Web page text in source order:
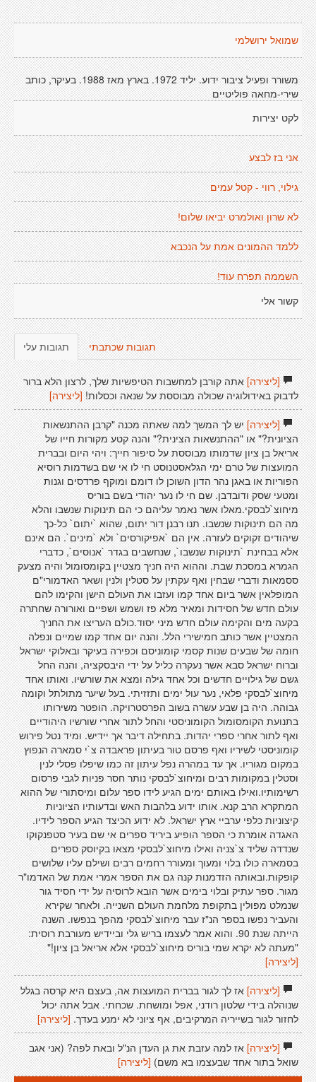
שמואל ירושלמי
משורר ופעיל ציבור ידוע. יליד 1972. בארץ מאז 1988. בעיקר, כותב
שירי-מחאה פוליטיים
לקט יצירות
אני בז לבצע
גילוי, רווי - קטל עמים
לא שרון ואולמרט יביאו שלום!
ללמד ההמונים אמת על הנכבא
השממה תפרח עוד!
קשור אלי
תגובות עלי תגובות שכתבתי
[ליצירה]אתה קורבן למחשבות הטיפשיות שלך, לרצון הלא ברור
לדבוק באידולוגיה שכולה מבוססת על שנאה וכסלות! [ליצירה]
[ליצירה]יש לך המשך למה שאתה מכנה "קרבן ההתנשאות
הציונית?" או "ההתנשאות הצינית?" והנה קטע מקורות חייו של
אריאל בן ציון שדמותו מבוססת על סיפור חייך: ויהי היום ובברית
המועצות של טרם ימי הגלאסטנוסט חי לו אי שם בשדמות רוסיא
הפוריות או באגן נהר הדון השוכן לו דומם ומוקף פרדסים וגנות
ומטעי שסק ודובדבן. שם חי לו נער יהודי בשם בוריס
מיחוצ`לבסקי.מאלו אשר נאמר עליהם כי הם תינוקות שנשבו והלא
מה הם תינוקות שנשבו. תנו רבנן דור יתום, שהוא `יתום` כל-כך
שיהודים זקוקים לעזרה. אין הם `אפיקורסים` ולא `מינים`. הם אינם
אלא בבחינת `תינוקות שנשבו`, שנחשבים בגדר `אנוסים`, כדברי
הגמרא במסכת שבת. וההוא היה חניך מצטיין בקומסומול והיה מצעק
ססמאות ודברי שבחין ואף עקתין על סטלין ולנין ושאר האדמורי"ם
המופלאין אשר ביום אחד קמו ועזבו את העולם הישן והקימו להם
עולם חדש של חסידות ומאיר מלא פז ושמש ושפיים ואורורה שחתרה
בקעה מים והקימה עולם חדש מיני יסוד.כולם העריצו את החניך
המצטיין אשר כותב חמישירי הלל. והנה יום אחד קמו שמיים ונפלה
חומה של שבעים שנות קסמי קומוניסם וכפירה בעיקר ובאלוקי ישראל
וברוח ישראל סבא אשר נעקרה כליל על ידי היבסקציה, והנה החל
גשם של גילויים חדשים וכל אחד גילה ומצא את שורשיו. ואותו אחד
מיחוצ`לבסקי פלאי, נער עול ימים ותזזיתי. בעל שיער מתולתל וקומה
גבוהה. היה בן שבע עשרה בשוב הפרסטרויקה. הופטר משירותו
בתנועת הקומסומול הקומוניסטי והחל לתור אחרי שורשיו היהודיים
ואף לתור אחרי ספרי יהדות. בתחילה דיבר אך יידיש. ומיד נטל פירוש
קומוניסטי לשיריו ואף פרסם טור בעיתון פראבדה צ`י סמארה הנפוץ
במקום מגוריו. אך עד במהרה נפל עיתון זה כמו שיפלו פסלי לנין
וסטלין במקומות רבים ומיחוצ`לבסקי נותר חסר פניות לגבי פרסום
רשימותיו.ואילו באותם ימים הגיע לידו ספר עלום ומיסתורי של ההוא
המתקרא הרב קנא. אותו ידוע בלהבות האש ובדעותיו הציוניות
קיצוניות כלפי ערביי ארץ ישראל. לא ידוע הכיצד הגיע הספר לידיו.
האגדה אומרת כי הספר הופיע ביריד ספרים אי שם בעיר סטפנקוקו
שנדדה שליד צ`צניה ואילו מיחוצ`לבסקי מצאו בקיוסק ספרים
בסמארה כולו בלוי ומעוך ומעורר רחמים רבים ושילם עליו שלושים
קופקות.ובאותה הזדמנות קנה גם את הספר אמרי אמת של האדמו"ר
מגור. ספר עתיק ובלוי בימים אשר הובא לרוסיה על ידי חסיד גור
שנמלט מפולין בתקופת מלחמת העולם השנייה. ולאחר שקירא
והעביר נפשו בספר הנ"ז עבר מיחוצ`לבסקי מהפך בנפשו. השנה
הייתה שנת 90. והוא אמר לעצמו בריש גלי וביידיש מעורבת רוסית:
"מעתה לא יקרא שמי בוריס מיחוצ`לבסקי אלא אריאל בן ציון!"
[ליצירה]
[ליצירה]אז לך לגור בברית המועצות אה, בעצם היא קרסה בגלל
שנוהלה בידי שלטון רודני, אפל ומושחת. שכחתי. אבל אתה יכול
לחזור לגור בשייריה המרקיבים, אף ציוני לא ימנע בעדך. [ליצירה]
[ליצירה]אז למה עזבת את גן העדן הנ"ל ובאת לפה? (אני אגב
שואל בתור אחד שבעצמו בא משם) [ליצירה]